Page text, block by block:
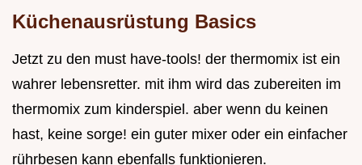
Küchenausrüstung Basics
Jetzt zu den must have-tools! der thermomix ist ein
wahrer lebensretter. mit ihm wird das zubereiten im
thermomix zum kinderspiel. aber wenn du keinen
hast, keine sorge! ein guter mixer oder ein einfacher
rührbesen kann ebenfalls funktionieren.